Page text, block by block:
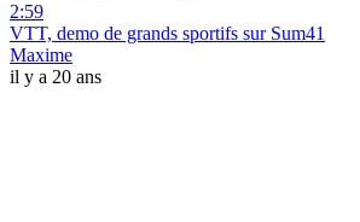
2:59
VTT, demo de grands sportifs sur Sum41
Maxime
il y a 20 ans